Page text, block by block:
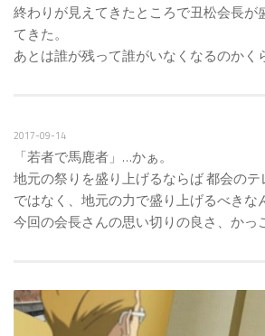
終わりが見えてきたところで丑松会長が
てきた。
あとは誰が残って誰がいなくなるのかく
2017-09-14
「若者で馬鹿者」…かぁ。
地元の祭りを盛り上げるならば 都会の
ではなく、地元の力で盛り上げるべきな
今回の会長さんの思い切りの良さ、かっ